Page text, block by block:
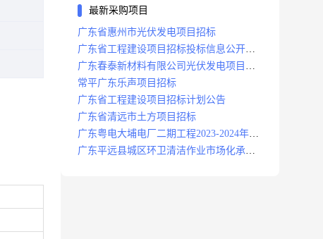
最新采购项目
广东省惠州市光伏发电项目招标
广东省工程建设项目招标投标信息公开目
录
广东春泰新材料有限公司光伏发电项目招
标
常平广东乐声项目招标
广东省工程建设项目招标计划公告
广东省清远市土方项目招标
广东粤电大埔电厂二期工程2023-2024年度
安保服务项目招标公告
广东平远县城区环卫清洁作业市场化承包